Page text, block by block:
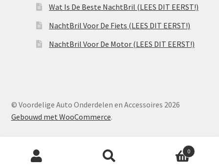
Wat Is De Beste NachtBril (LEES DIT EERST!)
NachtBril Voor De Fiets (LEES DIT EERST!)
NachtBril Voor De Motor (LEES DIT EERST!)
© Voordelige Auto Onderdelen en Accessoires 2026
Gebouwd met WooCommerce.
Producten
zoeken
0